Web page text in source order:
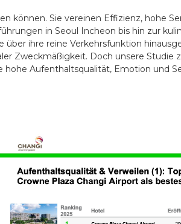
können. Sie vereinen Effizienz, hohe
in Seoul Incheon bis hin zur
ihre reine Verkehrsfunktion
Zweckmäßigkeit. Doch unsere Studie
Aufenthaltsqualität, Emotion und